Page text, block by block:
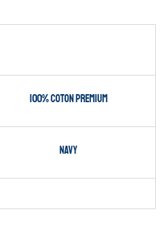
100% coton premium
Navy